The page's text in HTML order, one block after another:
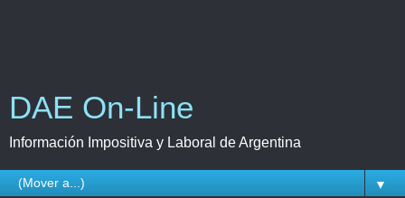
DAE On-Line
Información Impositiva y Laboral de Argentina
▼